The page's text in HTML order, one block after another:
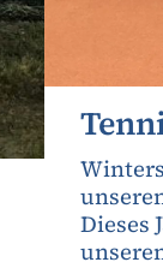
Dieses